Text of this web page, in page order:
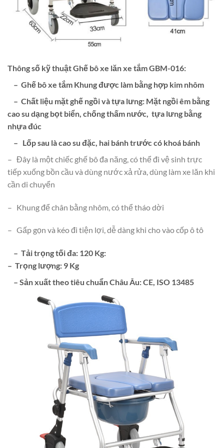
Thông số kỹ thuật Ghế bô xe lăn xe tắm GBM-016:
– Ghế bô xe tắm Khung được làm bằng hợp kim nhôm
– Chất liệu mặt ghế ngồi và tựa lưng: Mặt ngồi êm bằng
cao su dạng bọt biển, chống thấm nước, tựa lưng bằng
nhựa đúc
– Lốp sau là cao su đặc, hai bánh trước có khoá bánh
– Đây là một chiếc ghế bô đa năng, có thể đi vệ sinh trực
tiếp xuống bồn cầu và dùng nước xả rửa, dùng làm xe lăn khi
cần di chuyển
– Khung để chân bằng nhôm, có thể tháo dời
– Gấp gọn và kéo đi tiện lợi, dễ dàng khi cho vào cốp ô tô
– Tải trọng tối đa: 120 Kg:
– Trọng lượng: 9 Kg
– Sản xuất theo tiêu chuẩn Châu Âu: CE, ISO 13485